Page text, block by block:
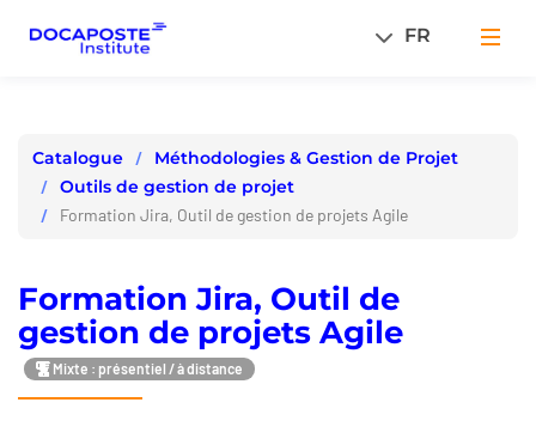
FR
Catalogue
Méthodologies & Gestion de Projet
Outils de gestion de projet
Formation Jira, Outil de gestion de projets Agile
Formation Jira, Outil de
gestion de projets Agile
Mixte : présentiel / à distance